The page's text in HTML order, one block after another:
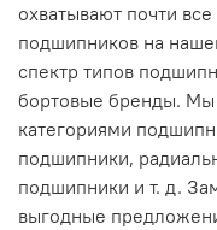
охватывают почти
подшипников на
спектр типов
бортовые бренды. Мы
категориями
подшипники,
подшипники и т. д.
выгодные